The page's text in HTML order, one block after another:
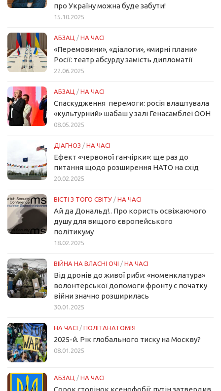
про Україну можна буде забути!
15.10.2025
АБЗАЦ / НА ЧАСІ
«Перемовини», «діалоги», «мирні плани»
Росії: театр абсурду замість дипломатії
22.06.2025
АБЗАЦ / НА ЧАСІ
Спаскудження перемоги: росія влаштувала
«культурний» шабаш у залі Генасамблеї ООН
08.05.2025
ДІАГНОЗ / НА ЧАСІ
Ефект «червоної ганчірки»: ще раз до
питання щодо розширення НАТО на схід
20.02.2025
ВІСТІ З ТОГО СВІТУ / НА ЧАСІ
Ай да Дональд!.. Про користь освіжаючого
душу для вищого європейського
політикуму
18.02.2025
ВІЙНА НА ВЛАСНІ ОЧІ / НА ЧАСІ
Від дронів до живої риби: «номенклатура»
волонтерської допомоги фронту с початку
війни значно розширилась
30.01.2025
НА ЧАСІ / ПОЛІТАНАТОМІЯ
2025-й. Рік глобального тиску на Москву?
08.01.2025
АБЗАЦ / НА ЧАСІ